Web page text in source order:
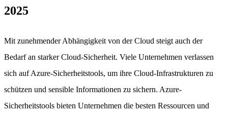
2025
Mit zunehmender Abhängigkeit von der Cloud steigt auch der
Bedarf an starker Cloud-Sicherheit. Viele Unternehmen verlassen
sich auf Azure-Sicherheitstools, um ihre Cloud-Infrastrukturen zu
schützen und sensible Informationen zu sichern. Azure-
Sicherheitstools bieten Unternehmen die besten Ressourcen und